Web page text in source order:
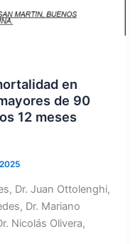
en
de 90
12 meses
Dr. Juan Ottolenghi,
Dr. Mariano
Nicolás Olivera,